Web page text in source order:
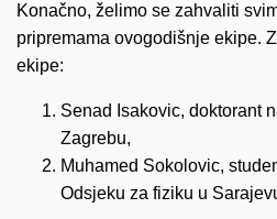
Konačno, želimo se zahvaliti
pripremama ovogodišnje ekipe.
ekipe:
Senad Isakovic, doktorant
Zagrebu,
Muhamed Sokolovic,
Odsjeku za fiziku u